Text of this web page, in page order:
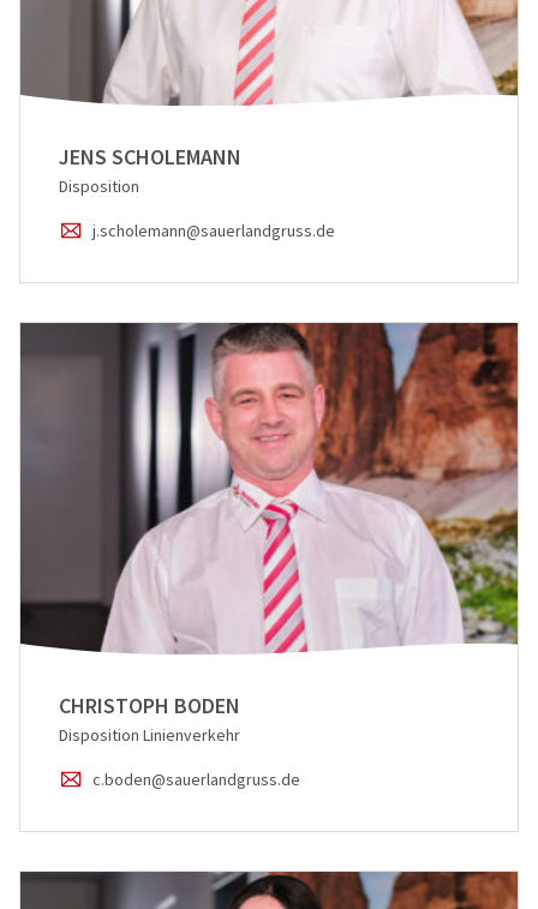
JENS SCHOLEMANN
Disposition
j.scholemann@sauerlandgruss.de
CHRISTOPH BODEN
Disposition Linienverkehr
c.boden@sauerlandgruss.de